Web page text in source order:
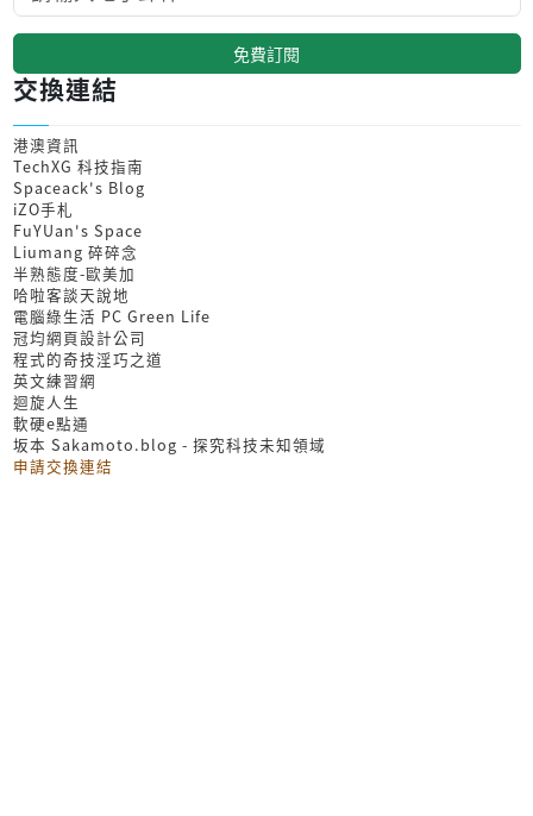
免費訂閱
交換連結
港澳資訊
TechXG 科技指南
Spaceack's Blog
iZO手札
FuYUan's Space
Liumang 碎碎念
半熟態度-歐美加
哈啦客談天說地
電腦綠生活 PC Green Life
冠均網頁設計公司
程式的奇技淫巧之道
英文練習網
迴旋人生
軟硬e點通
坂本 Sakamoto.blog - 探究科技未知領域
申請交換連結